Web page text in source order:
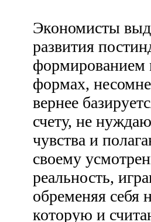
Экономисты
развития
формированием
формах,
вернее
счету, не
чувства и
своему
реальность,
обременяя себя
которую и